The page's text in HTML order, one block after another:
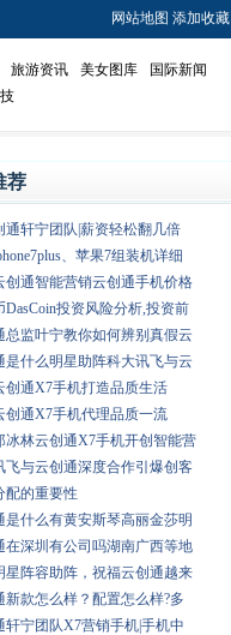
网站地图 添加收藏
旅游资讯 美女图库
国际新闻
荐
通轩宁团队|薪资轻松翻几倍
、苹果7组装机详细
创通智能营销云创通手机价格
DasCoin投资风险分析,投资前
总监叶宁教你如何辨别真假云
是什么明星助阵科大讯飞与云
创通X7手机打造品质生活
创通X7手机代理品质一流
冰林云创通X7手机开创智能营
飞与云创通深度合作引爆创客
配的重要性
是什么有黄安斯琴高丽金莎明
在深圳有公司吗湖南广西等地
星阵容助阵，祝福云创通越来
新款怎么样？配置怎么样?多
轩宁团队X7营销手机|手机中